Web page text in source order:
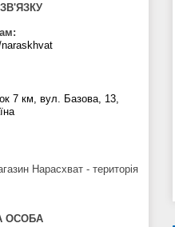
7 км, вул. Базова, 13,
Нарасхват - територія